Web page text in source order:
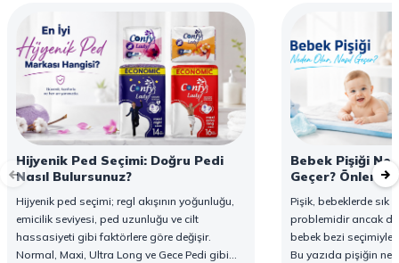
Hijyenik Ped Seçimi: Doğru Pedi
Nasıl Bulursunuz?
Hijyenik ped seçimi; regl akışının yoğunluğu,
emicilik seviyesi, ped uzunluğu ve cilt
hassasiyeti gibi faktörlere göre değişir.
Normal, Maxi, Ultra Long ve Gece Pedi gibi
Bebek Pişiği
Geçer? Önleme
Pişik, bebeklerde sık
problemidir ancak
bebek bezi seçimiyle
Bu yazıda pişiğin